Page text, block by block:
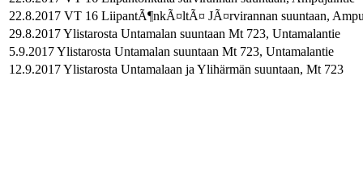
22.8.2017 VT 16 LiipantÃ¶nkÃ¤ltÃ¤ JÃ¤rvirannan suuntaan,
29.8.2017 Ylistarosta Untamalan suuntaan Mt 723, Untamalantie
5.9.2017 Ylistarosta Untamalan suuntaan Mt 723, Untamalantie
12.9.2017 Ylistarosta Untamalaan ja Ylihärmän suuntaan, Mt 723